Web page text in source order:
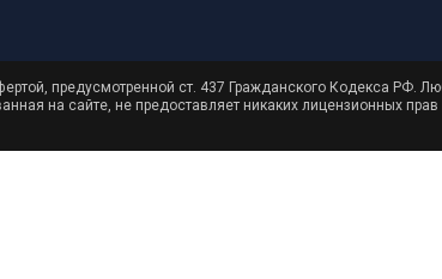
предусмотренной ст. 437 Гражданского Кодекса РФ.
на сайте, не предоставляет никаких лицензионных прав